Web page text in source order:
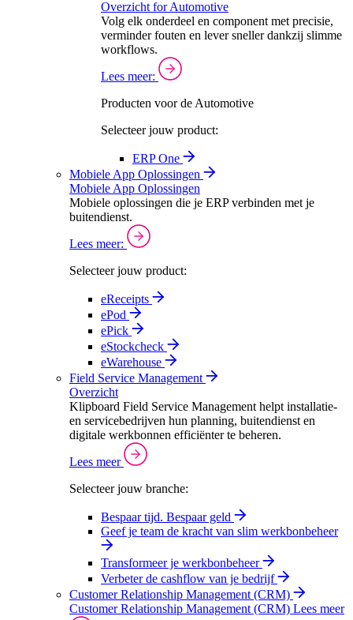
Overzicht for Automotive
Volg elk onderdeel en component met precisie,
verminder fouten en lever sneller dankzij slimme
workflows.
Lees meer:
Producten voor de Automotive
Selecteer jouw product:
ERP One
Mobiele App Oplossingen
Mobiele App Oplossingen
Mobiele oplossingen die je ERP verbinden met je
buitendienst.
Lees meer:
Selecteer jouw product:
eReceipts
ePod
ePick
eStockcheck
eWarehouse
Field Service Management
Overzicht
Klipboard Field Service Management helpt installatie-
en servicebedrijven hun planning, buitendienst en
digitale werkbonnen efficiënter te beheren.
Lees meer
Selecteer jouw branche:
Bespaar tijd. Bespaar geld
Geef je team de kracht van slim werkbonbeheer
Transformeer je werkbonbeheer
Verbeter de cashflow van je bedrijf
Customer Relationship Management (CRM)
Customer Relationship Management (CRM) Lees meer